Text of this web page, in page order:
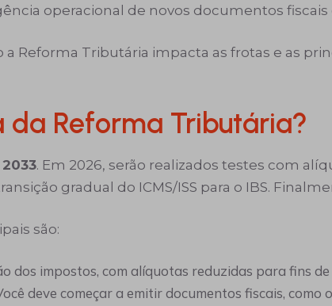
operacional de novos documentos fiscais
Reforma Tributária impacta as frotas e as
Reforma Tributária?
. Em 2026, serão realizados testes com
gradual do ICMS/ISS para o IBS.
são:
dos impostos, com alíquotas reduzidas para fins
deve começar a emitir documentos fiscais, como